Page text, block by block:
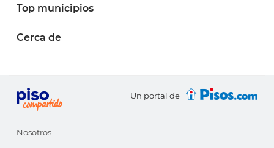
Top municipios
Cerca de
Un portal de
Nosotros